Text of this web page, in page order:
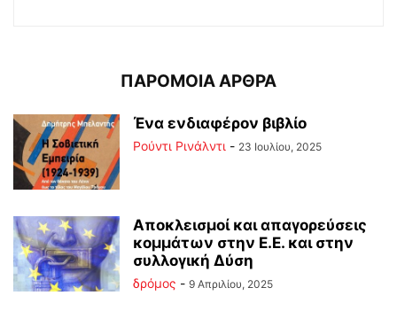
ΠΑΡΟΜΟΙΑ ΑΡΘΡΑ
Ένα ενδιαφέρον βιβλίο
Ρούντι Ρινάλντι - 23 Ιουλίου, 2025
Αποκλεισμοί και απαγορεύσεις
κομμάτων στην Ε.Ε. και στην
συλλογική Δύση
δρόμος - 9 Απριλίου, 2025